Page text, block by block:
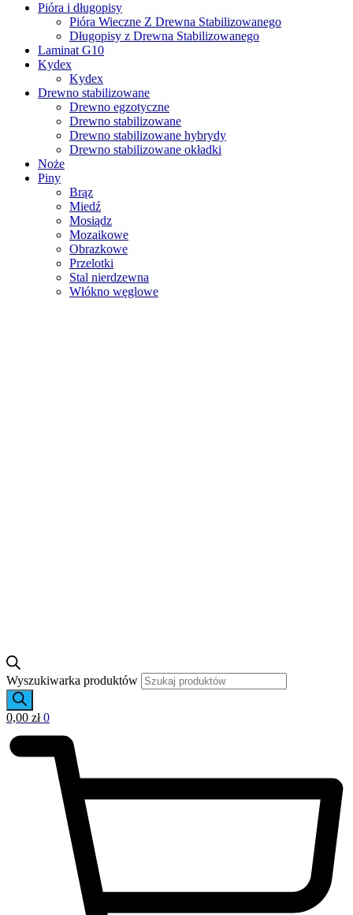
Pióra i długopisy
Pióra Wieczne Z Drewna Stabilizowanego
Długopisy z Drewna Stabilizowanego
Laminat G10
Kydex
Kydex
Drewno stabilizowane
Drewno egzotyczne
Drewno stabilizowane
Drewno stabilizowane hybrydy
Drewno stabilizowane okładki
Noże
Piny
Brąz
Miedź
Mosiądz
Mozaikowe
Obrazkowe
Przelotki
Stal nierdzewna
Włókno węglowe
Wyszukiwarka produktów
0,00 zł 0